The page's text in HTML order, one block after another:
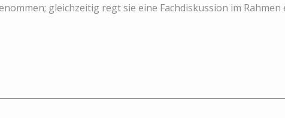
gleichzeitig regt sie eine Fachdiskussion im Rahmen